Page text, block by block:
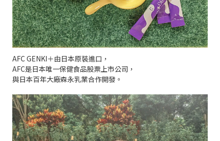
AFC GENKI＋由日本原裝進口，
AFC是日本唯一保健食品股票上市公司，
與日本百年大廠森永乳業合作開發。